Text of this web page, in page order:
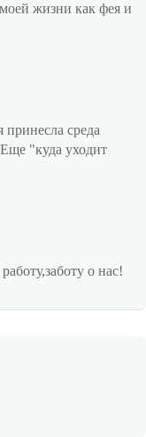
жизни как фея и
среда
"куда уходит
о нас!